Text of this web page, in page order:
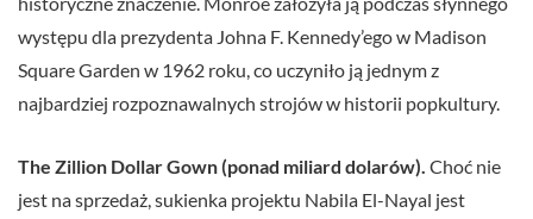
występu dla prezydenta Johna F. Kennedy’ego w Madison
Square Garden w 1962 roku, co uczyniło ją jednym z
najbardziej rozpoznawalnych strojów w historii popkultury.
The Zillion Dollar Gown (ponad miliard dolarów). Choć nie
jest na sprzedaż, sukienka projektu Nabila El-Nayal jest